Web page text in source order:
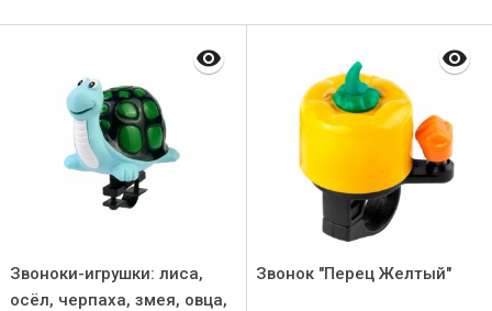
Звоноки-игрушки: лиса,
осёл, черпаха, змея, овца,
Звонок "Перец Желтый"